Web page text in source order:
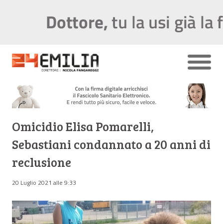
Omicidio Elisa Pomarelli,
Sebastiani condannato a 20 anni di
reclusione
20 Luglio 2021 alle 9:33